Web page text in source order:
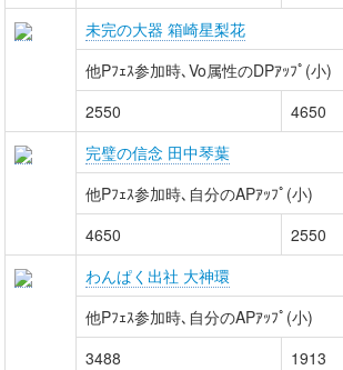
未完の大器 箱崎星梨花
他Pﾌｪｽ参加時､Vo属性のDPｱｯﾌﾟ(小)
2550
4650
完璧の信念 田中琴葉
他Pﾌｪｽ参加時､自分のAPｱｯﾌﾟ(小)
4650
2550
わんぱく出社 大神環
他Pﾌｪｽ参加時､自分のAPｱｯﾌﾟ(小)
3488
1913